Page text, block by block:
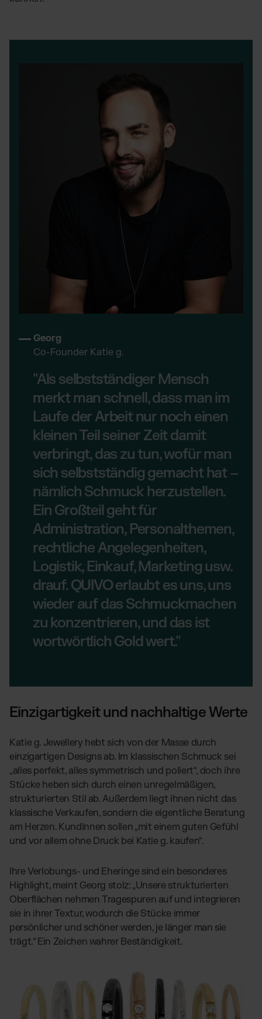
Georg
Co-Founder Katie g.
"Als selbstständiger Mensch
merkt man schnell, dass man im
Laufe der Arbeit nur noch einen
kleinen Teil seiner Zeit damit
verbringt, das zu tun, wofür man
sich selbstständig gemacht hat –
nämlich Schmuck herzustellen.
Ein Großteil geht für
Administration, Personalthemen,
rechtliche Angelegenheiten,
Logistik, Einkauf, Marketing usw.
drauf. QUIVO erlaubt es uns, uns
wieder auf das Schmuckmachen
zu konzentrieren, und das ist
wortwörtlich Gold wert."
Einzigartigkeit und nachhaltige Werte
Katie g. Jewellery hebt sich von der Masse durch
einzigartigen Designs ab. Im klassischen Schmuck sei
„alles perfekt, alles symmetrisch und poliert“, doch ihre
Stücke heben sich durch einen unregelmäßigen,
strukturierten Stil ab. Außerdem liegt ihnen nicht das
klassische Verkaufen, sondern die eigentliche Beratung
am Herzen. KundInnen sollen „mit einem guten Gefühl
und vor allem ohne Druck bei Katie g. kaufen“.
Ihre Verlobungs- und Eheringe sind ein besonderes
Highlight, meint Georg stolz: „Unsere strukturierten
Oberflächen nehmen Tragespuren auf und integrieren
sie in ihrer Textur, wodurch die Stücke immer
persönlicher und schöner werden, je länger man sie
trägt.“ Ein Zeichen wahrer Beständigkeit.